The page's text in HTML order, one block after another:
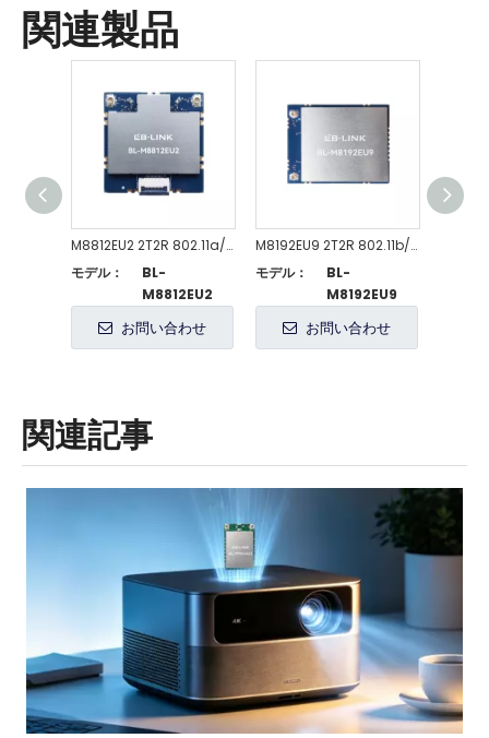
関連製品
M8812EU2 2T2R 802.11a/n/ac WiFi モジュール
モデル：
BL-
M8812EU2
お問い合わせ
M8192EU9 2T2R 802.11b/g/n WiFi モジュール
モデル：
BL-
M8192EU9
お問い合わせ
関連記事